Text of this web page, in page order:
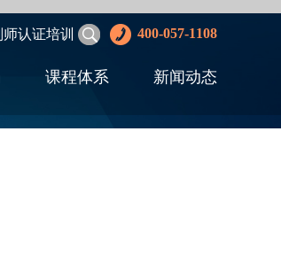
课程体系 新闻动态
认证培训 400-057-1108